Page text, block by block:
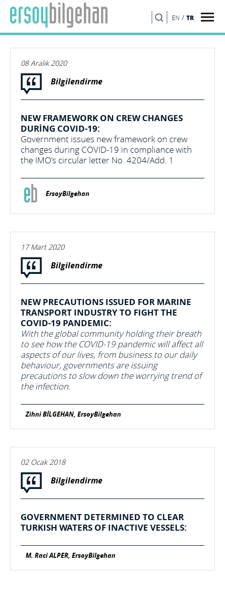
EN / TR
08 Aralık 2020
Bilgilendirme
NEW FRAMEWORK ON CREW CHANGES
DURING COVID-19:
Government issues new framework on crew
changes during COVID-19 in compliance with
the IMO’s circular letter No. 4204/Add. 1
ErsoyBilgehan
17 Mart 2020
Bilgilendirme
NEW PRECAUTIONS ISSUED FOR MARINE
TRANSPORT INDUSTRY TO FIGHT THE
COVID-19 PANDEMIC:
With the global community holding their breath
to see how the COVID-19 pandemic will affect all
aspects of our lives, from business to our daily
behaviour, governments are issuing
precautions to slow down the worrying trend of
the infection.
Zihni BİLGEHAN, ErsoyBilgehan
02 Ocak 2018
Bilgilendirme
GOVERNMENT DETERMINED TO CLEAR
TURKISH WATERS OF INACTIVE VESSELS:
M. Raci ALPER, ErsoyBilgehan
ARA